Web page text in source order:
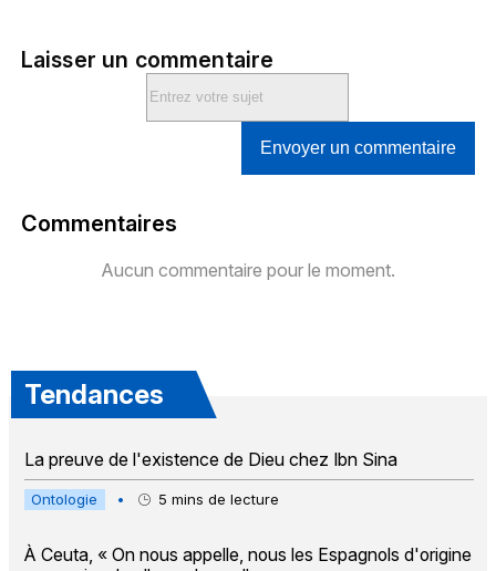
Laisser un commentaire
Envoyer un commentaire
Commentaires
Aucun commentaire pour le moment.
Tendances
La preuve de l'existence de Dieu chez Ibn Sina
Ontologie • 5 mins de lecture
À Ceuta, « On nous appelle, nous les Espagnols d'origine